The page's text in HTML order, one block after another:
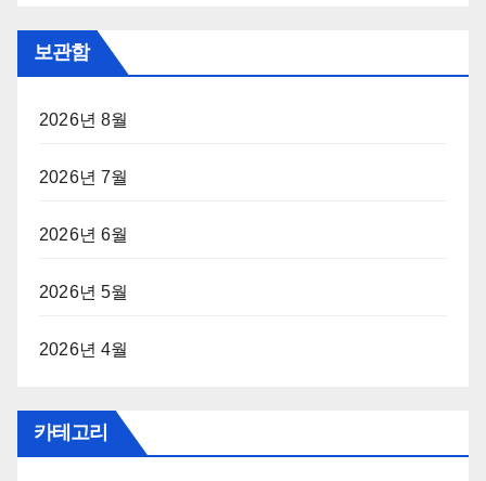
보관함
2026년 8월
2026년 7월
2026년 6월
2026년 5월
2026년 4월
카테고리